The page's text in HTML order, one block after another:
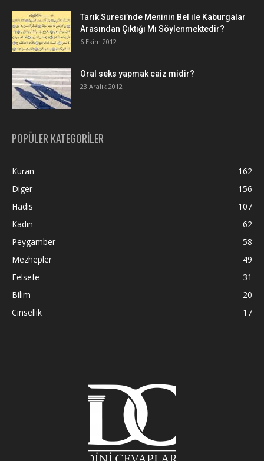
Tarık Suresi’nde Meninin Bel ile Kaburgalar
Arasından Çıktığı Mı Söylenmektedir?
6 Ekim 2012
Oral seks yapmak caiz midir?
23 Aralık 2012
POPÜLER KATEGORİLER
Kuran
162
Diger
156
Hadis
107
Kadın
62
Peygamber
58
Mezhepler
49
Felsefe
31
Bilim
20
Cinsellik
17